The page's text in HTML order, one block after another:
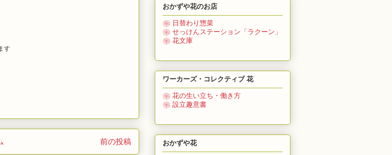
す
前の投稿
おかずや花のお店
❀ 日替わり惣菜
❀ せっけんステーション「ラクーン」
❀ 花文庫
ワーカーズ・コレクティブ 花
❀ 花の生い立ち・働き方
❀ 設立趣意書
おかずや花